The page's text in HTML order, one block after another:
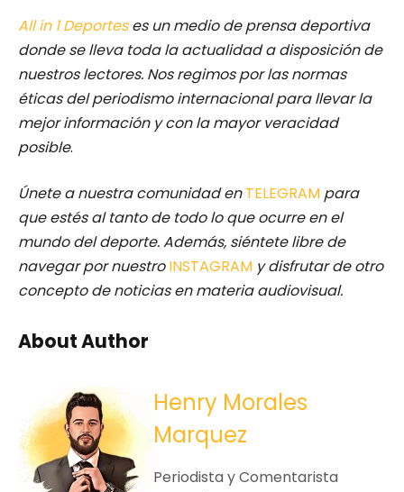
All in 1 Deporteses un medio de prensa deportiva
donde se lleva toda la actualidad a disposición de
nuestros lectores. Nos regimos por las normas
éticas del periodismo internacional para llevar la
mejor información y con la mayor veracidad
posible.
Únete a nuestra comunidad enTELEGRAM para
que estés al tanto de todo lo que ocurre en el
mundo del deporte. Además, siéntete libre de
navegar por nuestro INSTAGRAM y disfrutar de otro
concepto de noticias en materia audiovisual.
About Author
Henry Morales
Marquez
Periodista y Comentarista